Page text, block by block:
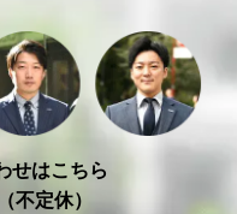
せはこちら
不定休）